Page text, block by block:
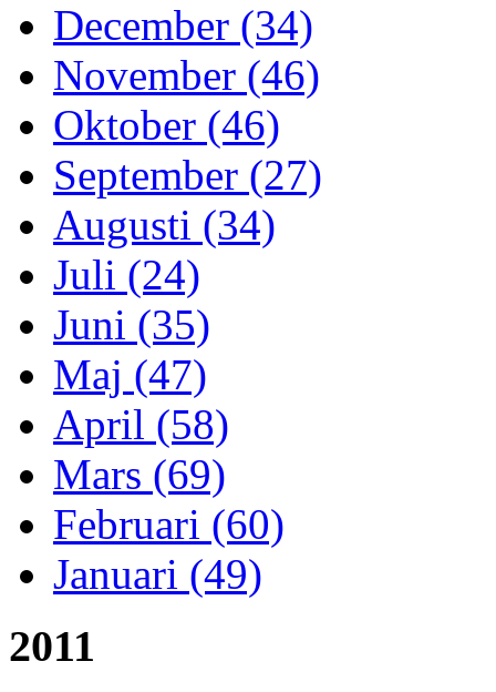
December (34)
November (46)
Oktober (46)
September (27)
Augusti (34)
Juli (24)
Juni (35)
Maj (47)
April (58)
Mars (69)
Februari (60)
Januari (49)
2011